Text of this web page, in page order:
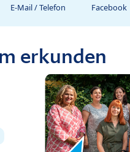
E-Mail / Telefon Facebook
erkunden